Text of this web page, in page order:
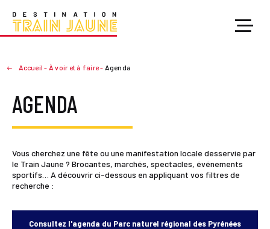
Accueil - À voir et à faire- Agenda
AGENDA
Vous cherchez une fête ou une manifestation locale desservie par
le Train Jaune ? Brocantes, marchés, spectacles, événements
sportifs… A découvrir ci-dessous en appliquant vos filtres de
recherche :
Consultez l'agenda du Parc naturel régional des Pyrénées